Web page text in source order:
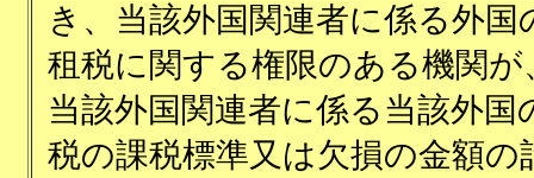
き、当該外国関連者に係る外国
租税に関する権限のある機関が
当該外国関連者に係る当該外国
税の課税標準又は欠損の金額の